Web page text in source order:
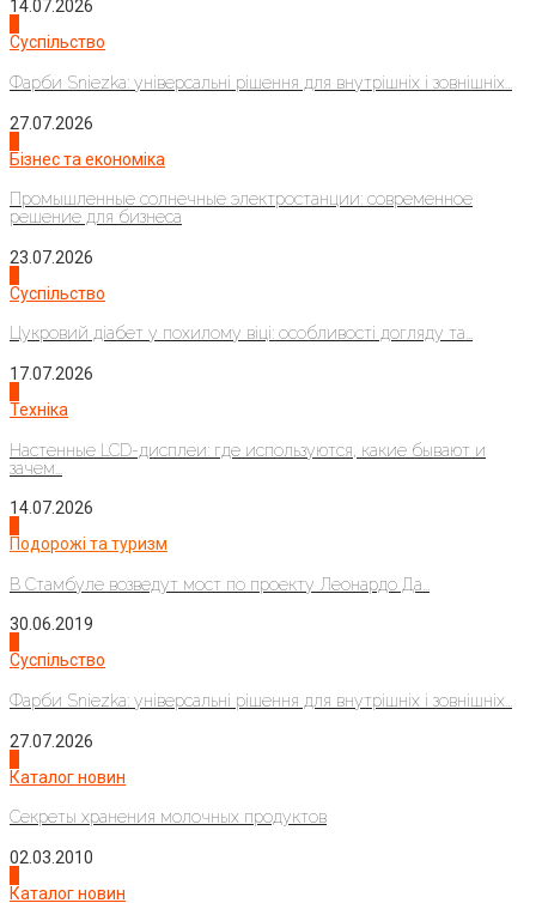
14.07.2026
Суспільство
Фарби Sniezka: універсальні рішення для внутрішніх і зовнішніх...
27.07.2026
Бізнес та економіка
Промышленные солнечные электростанции: современное
решение для бизнеса
23.07.2026
Суспільство
Цукровий діабет у похилому віці: особливості догляду та...
17.07.2026
Техніка
Настенные LCD-дисплеи: где используются, какие бывают и
зачем...
14.07.2026
Подорожі та туризм
В Стамбуле возведут мост по проекту Леонардо Да...
30.06.2019
Суспільство
Фарби Sniezka: універсальні рішення для внутрішніх і зовнішніх...
27.07.2026
Каталог новин
Секреты хранения молочных продуктов
02.03.2010
Каталог новин